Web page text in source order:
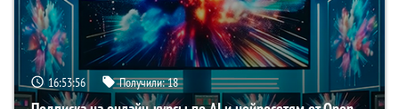
16:53:55 Получили:18